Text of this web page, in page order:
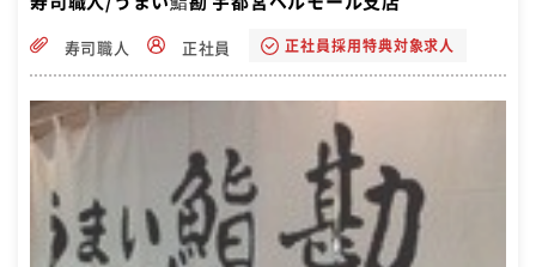
寿司職人 正社員 正社員採用特典対象求人